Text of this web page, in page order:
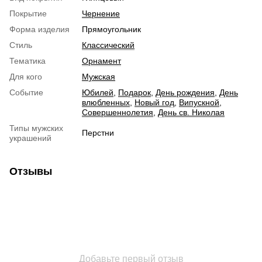
Покрытие
Чернение
Форма изделия
Прямоугольник
Стиль
Классический
Тематика
Орнамент
Для кого
Мужская
Событие
Юбилей Подарок День рождения
День
влюбленных Новый год Випускной
Совершеннолетия
День св. Николая
Типы мужских
украшений
Перстни
Отзывы
Добавьте первый отзыв